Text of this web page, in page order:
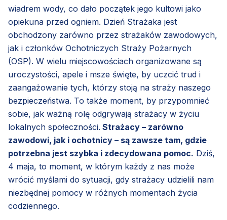
wiadrem wody, co dało początek jego kultowi jako
opiekuna przed ogniem. Dzień Strażaka jest
obchodzony zarówno przez strażaków zawodowych,
jak i członków Ochotniczych Straży Pożarnych
(OSP). W wielu miejscowościach organizowane są
uroczystości, apele i msze święte, by uczcić trud i
zaangażowanie tych, którzy stoją na straży naszego
bezpieczeństwa. To także moment, by przypomnieć
sobie, jak ważną rolę odgrywają strażacy w życiu
lokalnych społeczności. Strażacy – zarówno
zawodowi, jak i ochotnicy – są zawsze tam, gdzie
potrzebna jest szybka i zdecydowana pomoc. Dziś,
4 maja, to moment, w którym każdy z nas może
wrócić myślami do sytuacji, gdy strażacy udzielili nam
niezbędnej pomocy w różnych momentach życia
codziennego.